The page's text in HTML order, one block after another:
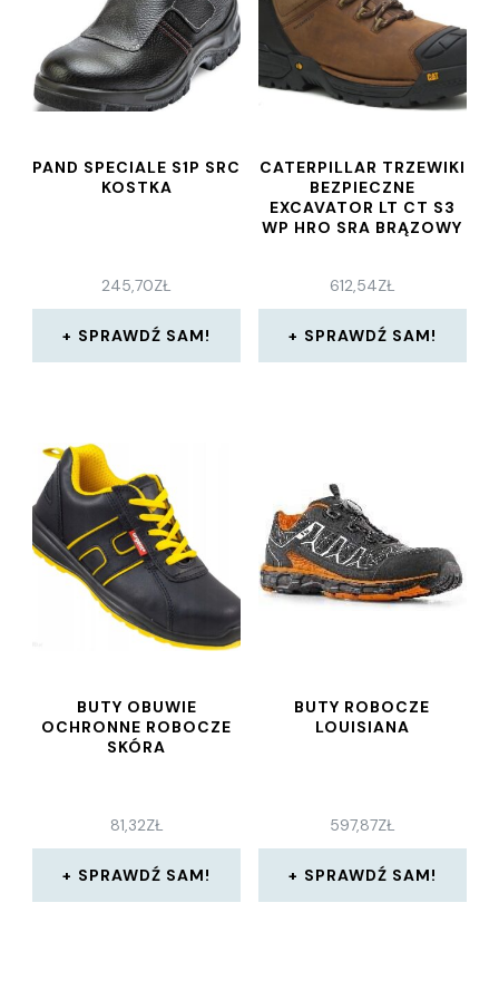
PAND SPECIALE S1P SRC
KOSTKA
245,70ZŁ
SPRAWDŹ SAM!
CATERPILLAR TRZEWIKI
BEZPIECZNE
EXCAVATOR LT CT S3
WP HRO SRA BRĄZOWY
612,54ZŁ
SPRAWDŹ SAM!
BUTY OBUWIE
OCHRONNE ROBOCZE
SKÓRA
81,32ZŁ
SPRAWDŹ SAM!
BUTY ROBOCZE
LOUISIANA
597,87ZŁ
SPRAWDŹ SAM!